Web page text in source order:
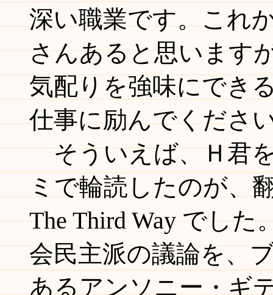
深い職業です。これ
さんあると思います
気配りを強味にでき
仕事に励んでくださ
そういえば、Ｈ君
ミで輪読したのが、
The Third Way でし
会民主派の議論を、
あるアンソニー・ギ